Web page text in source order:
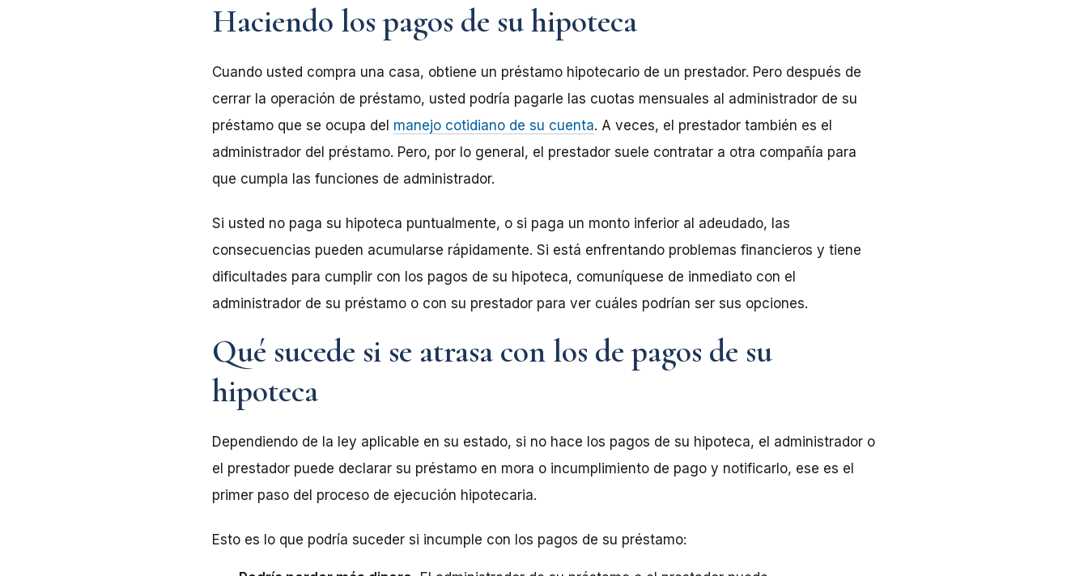
Haciendo los pagos de su hipoteca
Cuando usted compra una casa, obtiene un préstamo hipotecario de un prestador. Pero después de
cerrar la operación de préstamo, usted podría pagarle las cuotas mensuales al administrador de su
préstamo que se ocupa del manejo cotidiano de su cuenta. A veces, el prestador también es el
administrador del préstamo. Pero, por lo general, el prestador suele contratar a otra compañía para
que cumpla las funciones de administrador.
Si usted no paga su hipoteca puntualmente, o si paga un monto inferior al adeudado, las
consecuencias pueden acumularse rápidamente. Si está enfrentando problemas financieros y tiene
dificultades para cumplir con los pagos de su hipoteca, comuníquese de inmediato con el
administrador de su préstamo o con su prestador para ver cuáles podrían ser sus opciones.
Qué sucede si se atrasa con los de pagos de su
hipoteca
Dependiendo de la ley aplicable en su estado, si no hace los pagos de su hipoteca, el administrador o
el prestador puede declarar su préstamo en mora o incumplimiento de pago y notificarlo, ese es el
primer paso del proceso de ejecución hipotecaria.
Esto es lo que podría suceder si incumple con los pagos de su préstamo: